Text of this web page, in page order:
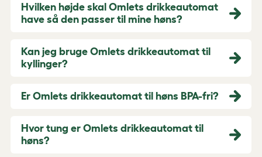
Hvilken højde skal Omlets drikkeautomat
have så den passer til mine høns?
Kan jeg bruge Omlets drikkeautomat til
kyllinger?
Er Omlets drikkeautomat til høns BPA-fri?
Hvor tung er Omlets drikkeautomat til
høns?